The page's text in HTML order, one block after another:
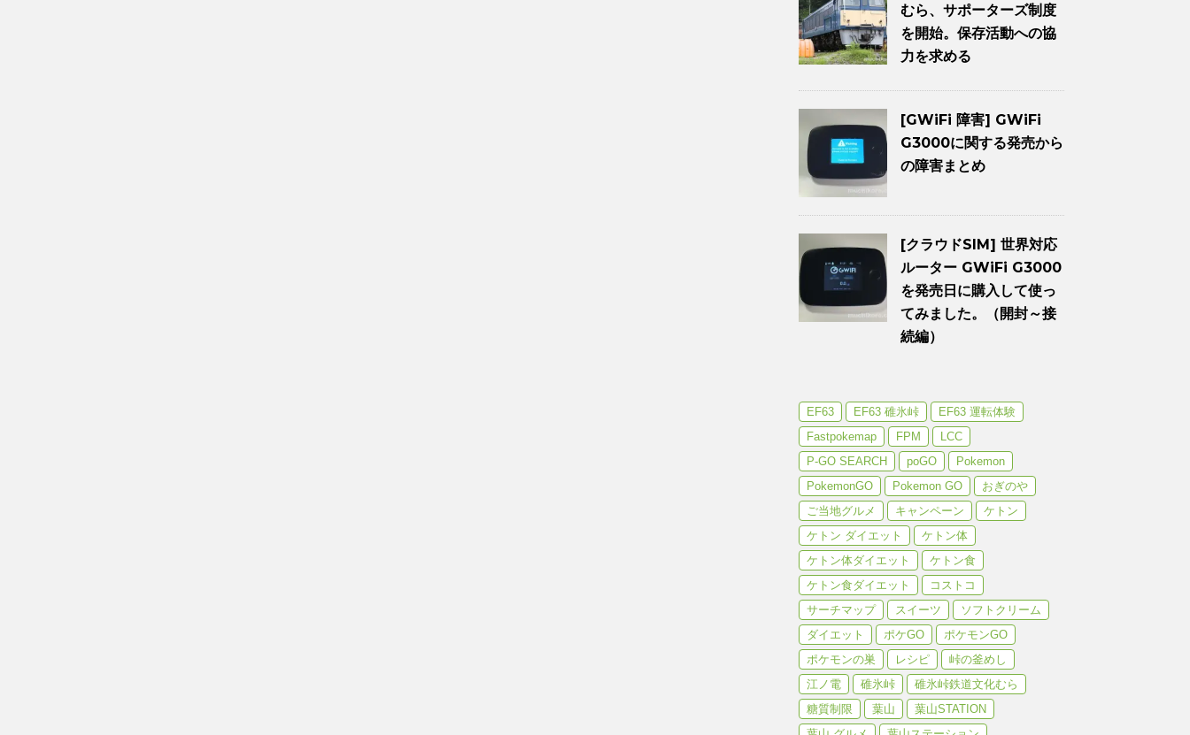
むら、サポーターズ制度
を開始。保存活動への協
力を求める
[GWiFi 障害] GWiFi
G3000に関する発売から
の障害まとめ
[クラウドSIM] 世界対応
ルーター GWiFi G3000
を発売日に購入して使っ
てみました。（開封～接
続編）
EF63 EF63 碓氷峠
EF63 運転体験
Fastpokemap
FPM
LCC
P-GO SEARCH
poGO
Pokemon
PokemonGO
Pokemon GO
おぎのや
ご当地グルメ
キャンペーン
ケトン
ケトン ダイエット
ケトン体
ケトン体ダイエット
ケトン食
ケトン食ダイエット
コストコ
サーチマップ
スイーツ
ソフトクリーム
ダイエット
ポケGO
ポケモンGO
ポケモンの巣
レシピ
峠の釜めし
江ノ電
碓氷峠
碓氷峠鉄道文化むら
糖質制限
葉山
葉山STATION